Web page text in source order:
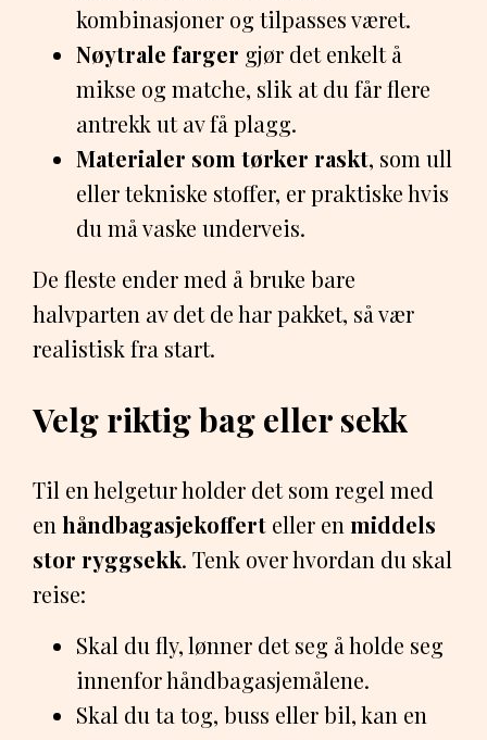
kombinasjoner og tilpasses været.
Nøytrale farger gjør det enkelt å
mikse og matche, slik at du får flere
antrekk ut av få plagg.
Materialer som tørker raskt, som ull
eller tekniske stoffer, er praktiske hvis
du må vaske underveis.
De fleste ender med å bruke bare
halvparten av det de har pakket, så vær
realistisk fra start.
Velg riktig bag eller sekk
Til en helgetur holder det som regel med
en håndbagasjekoffert eller en middels
stor ryggsekk. Tenk over hvordan du skal
reise:
Skal du fly, lønner det seg å holde seg
innenfor håndbagasjemålene.
Skal du ta tog, buss eller bil, kan en